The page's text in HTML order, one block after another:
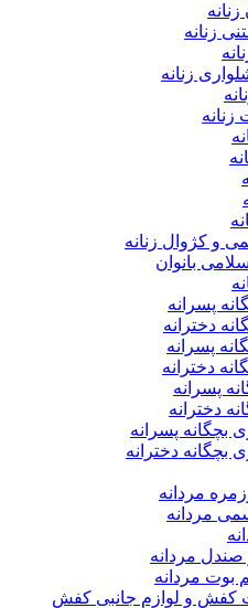
زنانه
زنانه
و کژوال زنانه
بانوان
پسرانه
دخترانه
پسرانه
دخترانه
پسرانه
دخترانه
بچگانه پسرانه
بچگانه دخترانه
مردانه
مردانه
صندل مردانه
بوت مردانه
کفش و لوازم جانبی کفش